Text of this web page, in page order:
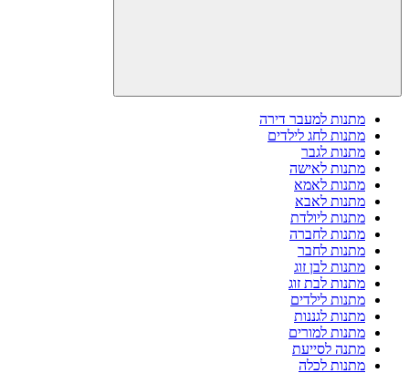
מתנות למעבר דירה
מתנות לחג לילדים
מתנות לגבר
מתנות לאישה
מתנות לאמא
מתנות לאבא
מתנות ליולדת
מתנות לחברה
מתנות לחבר
מתנות לבן זוג
מתנות לבת זוג
מתנות לילדים
מתנות לגננות
מתנות למורים
מתנה לסייעת
מתנות לכלה